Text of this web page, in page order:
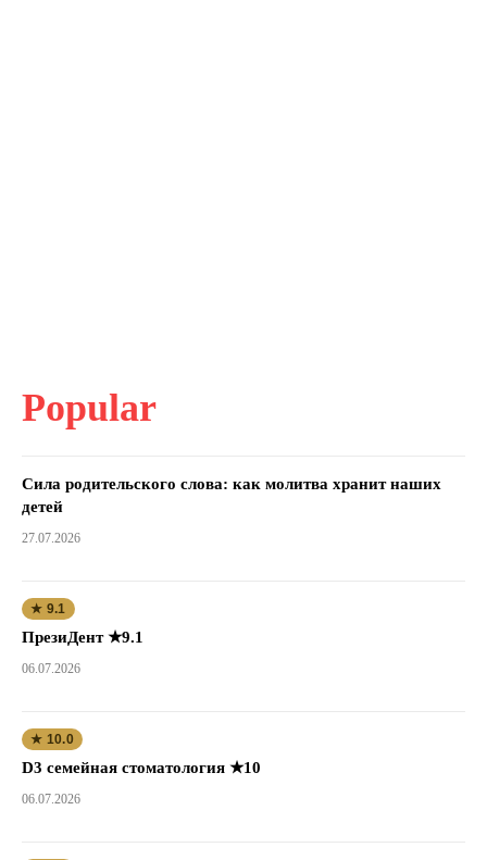
Popular
Сила родительского слова: как молитва хранит наших
детей
27.07.2026
★ 9.1
ПрезиДент ★9.1
06.07.2026
★ 10.0
D3 семейная стоматология ★10
06.07.2026